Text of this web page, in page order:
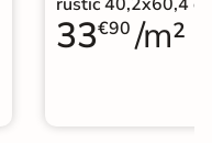
33€90 /m²